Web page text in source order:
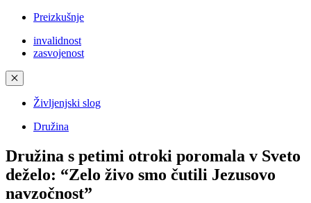
Preizkušnje
invalidnost
zasvojenost
✕
Življenjski slog
Družina
Družina s petimi otroki poromala v Sveto
deželo: “Zelo živo smo čutili Jezusovo
navzočnost”